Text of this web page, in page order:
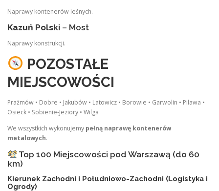
Naprawy kontenerów leśnych.
Kazuń Polski – Most
Naprawy konstrukcji.
POZOSTAŁE
MIEJSCOWOŚCI
Prażmów • Dobre • Jakubów • Latowicz • Borowie • Garwolin • Pilawa •
Osieck • Sobienie‑Jeziory • Wilga
We wszystkich wykonujemy pełną naprawę kontenerów
metalowych.
Top 100 Miejscowości pod Warszawą (do 60
km)
Kierunek Zachodni i Południowo-Zachodni (Logistyka i
Ogrody)